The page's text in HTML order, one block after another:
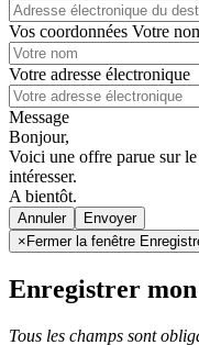
Vos coordonnées Votre
Votre adresse électronique
Message
Bonjour,
Voici une offre parue sur
intéresser.
A bientôt.
Annuler
× Fermer la fenêtre
Enregistrer
Tous les champs sont